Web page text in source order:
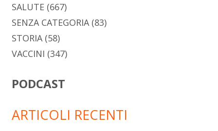
SALUTE (667)
SENZA CATEGORIA(83)
STORIA(58)
VACCINI (347)
PODCAST
ARTICOLI RECENTI